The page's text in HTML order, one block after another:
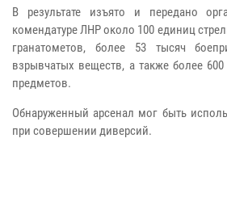
В результате изъято и передано
комендатуре ЛНР около 100 единиц
гранатометов, более 53 тысяч
взрывчатых веществ, а также более
предметов.
Обнаруженный арсенал мог быть
при совершении диверсий.